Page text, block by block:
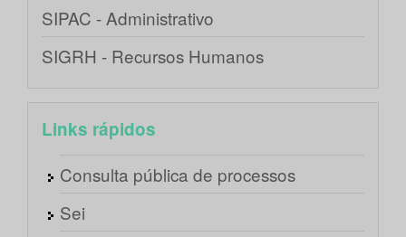
SIPAC - Administrativo
SIGRH - Recursos Humanos
Links rápidos
Consulta pública de processos
Sei